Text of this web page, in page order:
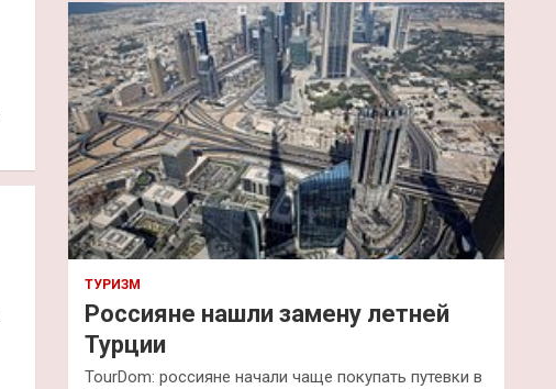
к
ТУРИЗМ
Россияне нашли замену летней
Турции
TourDom: россияне начали чаще покупать путевки в